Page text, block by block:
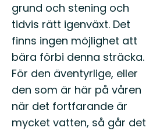
grund och stening och
tidvis rätt igenväxt. Det
finns ingen möjlighet att
bära förbi denna sträcka.
För den äventyrlige, eller
den som är här på våren
när det fortfarande är
mycket vatten, så går det